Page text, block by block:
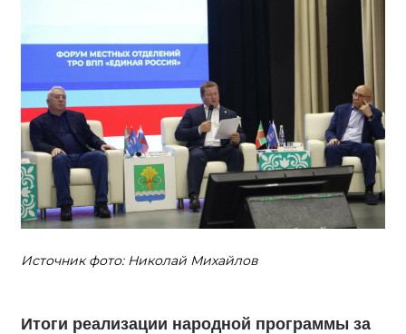
Источник фото: Николай Михайлов
Итоги реализации народной программы за